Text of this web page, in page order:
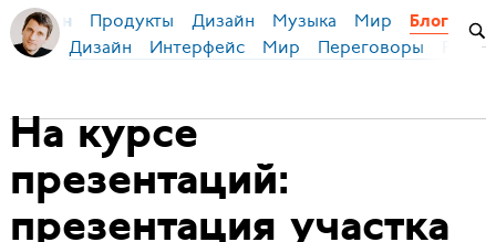
Бирман Продукты Дизайн Музыка Мир Блог
Дизайн Интерфейс Мир Переговоры
На курсе
презентаций:
презентация участка